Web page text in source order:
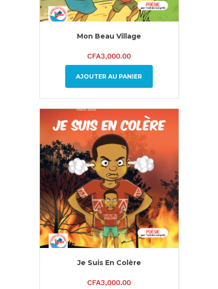
Mon Beau Village
CFA3,000.00
AJOUTER AU PANIER
Je Suis En Colère
CFA3,000.00